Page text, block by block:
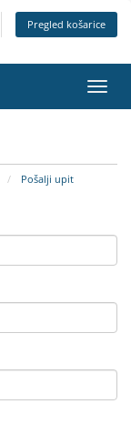
Pregled košarice
Pošalji upit